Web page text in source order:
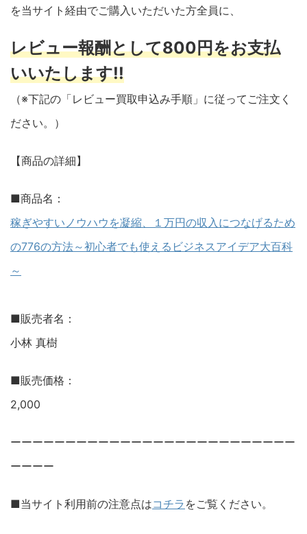
を当サイト経由でご購入いただいた方全員に、
レビュー報酬として800円をお支払
いいたします!!
（※下記の「レビュー買取申込み手順」に従ってご注文く
ださい。）
【商品の詳細】
■商品名：
稼ぎやすいノウハウを凝縮、１万円の収入につなげるため
の776の方法～初心者でも使えるビジネスアイデア大百科
～
■販売者名：
小林 真樹
■販売価格：
2,000
ーーーーーーーーーーーーーーーーーーーーーーーーーー
ーーーー
■当サイト利用前の注意点はコチラ をご覧ください。